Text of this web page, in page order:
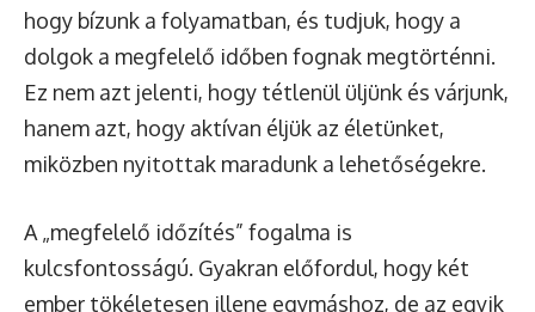
hogy bízunk a folyamatban, és tudjuk, hogy a
dolgok a megfelelő időben fognak megtörténni.
Ez nem azt jelenti, hogy tétlenül üljünk és várjunk,
hanem azt, hogy aktívan éljük az életünket,
miközben nyitottak maradunk a lehetőségekre.
A „megfelelő időzítés” fogalma is
kulcsfontosságú. Gyakran előfordul, hogy két
ember tökéletesen illene egymáshoz, de az egyik